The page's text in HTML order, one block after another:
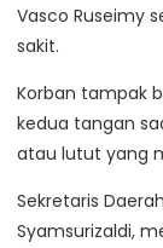
Vasco Ruseimy
sakit.
Korban tampak
kedua tangan
atau lutut yang
Sekretaris
Syamsurizaldi,